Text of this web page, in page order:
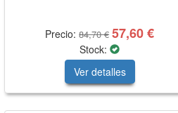
Precio:84,70 € 57,60 €
Stock:
Ver detalles